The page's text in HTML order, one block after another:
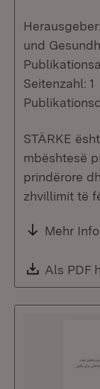
und
Seitenzahl: 1
STÄRKE
mbështesë
prindërore
zhvillimit të
Mehr
Als PDF